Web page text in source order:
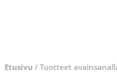
Etusivu / Tuotteet